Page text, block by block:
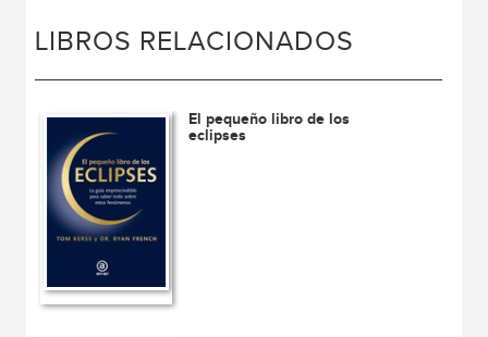
LIBROS RELACIONADOS
El pequeño libro de los
eclipses